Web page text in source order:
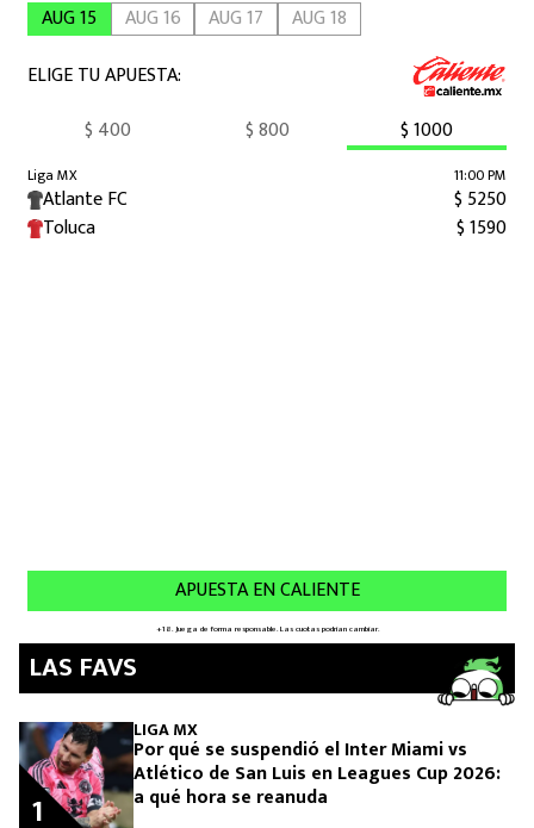
LAS FAVS
LIGA MX
Por qué se suspendió el Inter Miami vs
Atlético de San Luis en Leagues Cup 2026:
a qué hora se reanuda
1